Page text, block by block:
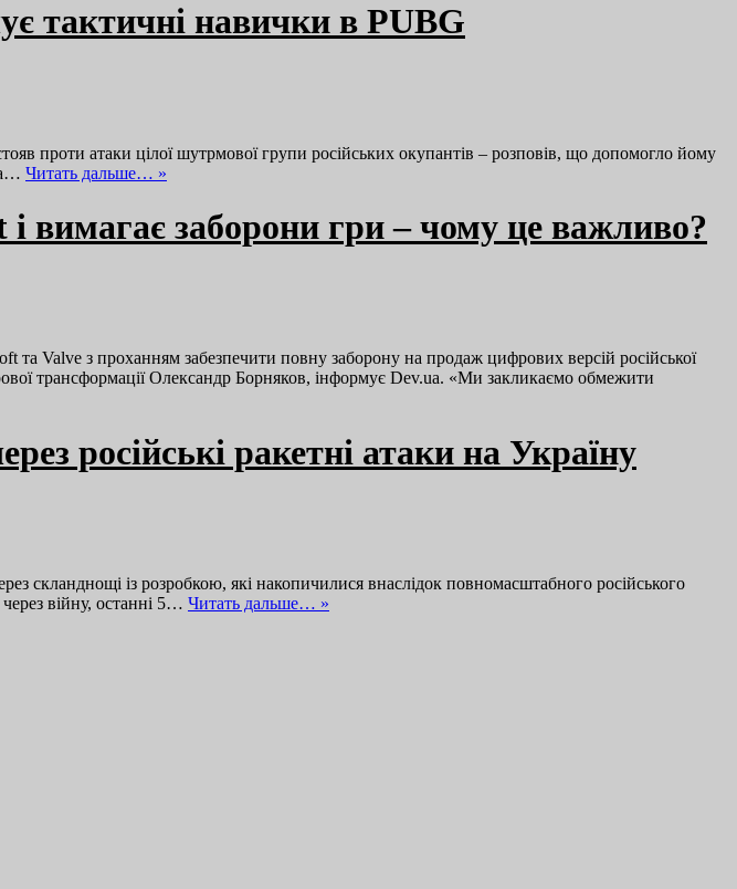
тактичні навички в PUBG
проти атаки цілої шутрмової групи російських окупантів – розповів, що допомогло йому
Читать дальше… »
вимагає заборони гри – чому це важливо?
та Valve з проханням забезпечити повну заборону на продаж цифрових версій російської
трансформації Олександр Борняков, інформує Dev.ua. «Ми закликаємо обмежити
російські ракетні атаки на Україну
скланднощі із розробкою, які накопичилися внаслідок повномасштабного російського
війну, останні 5… Читать дальше… »